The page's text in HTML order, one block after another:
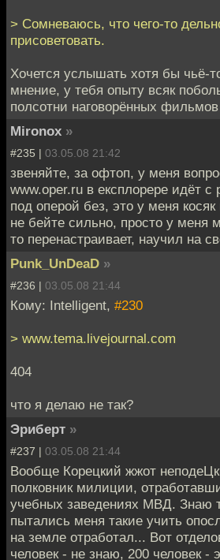
> Сомневаюсь, что чего-то
присоветовать.
Хочется услышать хотя бы чьё-
мнение, у тебя опыту всяк
полсотни наговорённых
Mironox »
#235 | 03.05.08 21:42
звеняйте, за офтоп, у меня
www.oper.ru в експлорере идёт с
под оперой без, это у меня
не бейте сильно, просто у меня
то перенастраивает, научил на
Punk_UnDeaD »
#236 | 03.05.08 21:44
Кому: Intelligent, #230
> www.tema.livejournal.com
404
что я делаю не так?
Эриберт »
#237 | 03.05.08 21:44
Вообще Корецкий жжот
полковник милиции,
учебных заведениях МВД. Знаю
пытались меня такие учить
на земле отработал... Вот
человек - не знаю, 200 человек -